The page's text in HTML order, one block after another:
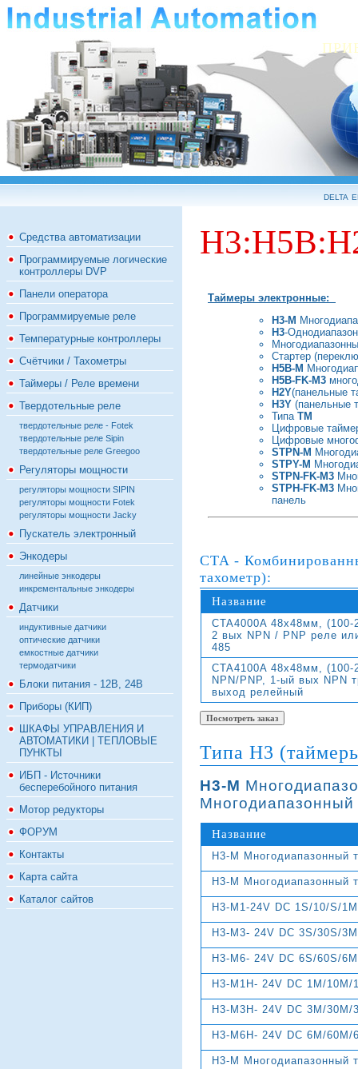
delta
Средства автоматизации
Программируемые логические
контроллеры DVP
Панели оператора
Программируемые реле
Температурные контроллеры
Счётчики / Тахометры
Таймеры / Реле времени
Твердотельные реле
твердотельные реле - Fotek
твердотельные реле Sipin
твердотельные реле Greegoo
Регуляторы мощности
регуляторы мощности SIPIN
регуляторы мощности Fotek
регуляторы мощности Jacky
Пускатель электронный
Энкодеры
линейные энкодеры
инкрементальные энкодеры
Датчики
индуктивные датчики
оптические датчики
емкостные датчики
термодатчики
Блоки питания - 12В, 24В
Приборы (КИП)
ШКАФЫ УПРАВЛЕНИЯ И
АВТОМАТИКИ | ТЕПЛОВЫЕ
ПУНКТЫ
ИБП - Источники
бесперебойного питания
Мотор редукторы
ФОРУМ
Контакты
Карта сайта
Каталог сайтов
Таймеры электронные:
Н3-М
Н3-
Стартер
Н5В-М
H5B-FK-M3
H2Y(панельные
H3Y (панельные
Типа TM
Цифровые
Цифровые
STPN-M
STPY-M
STPN-FK-M3
STPН-FK-M3
панель
CTA -
тахометр):
Название
CTA4000A 48x48мм,
2 вых NPN / PNP реле
485
CTA4100A 48x48мм,
NPN/PNP, 1-ый вых NPN
выход релейный
Типа H3
Н3-М
Название
Н3-М Многодиапазонный
Н3-М Многодиапазонный
H3-M1-24V DC 1S/10/S/
H3-M3- 24V DC 3S/30S/
H3-M6- 24V DC 6S/60S/
H3-M1H- 24V DC 1M/10M/
H3-M3H- 24V DC 3M/30M/
H3-M6H- 24V DC 6M/60M/
Н3-М Многодиапазонный